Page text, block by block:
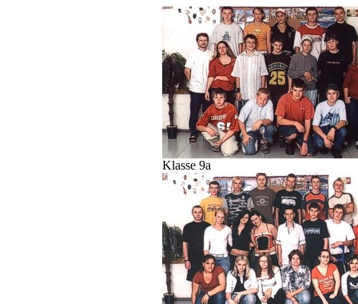
Klasse 9a